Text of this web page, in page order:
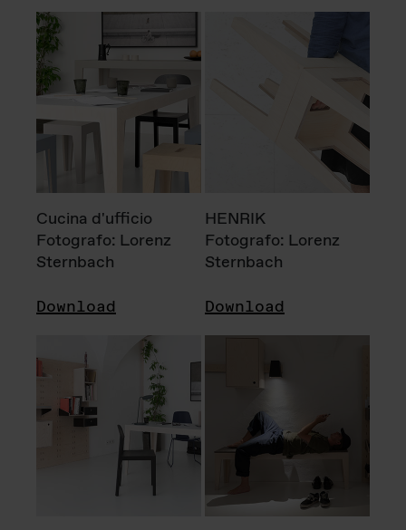
Cucina d'ufficio
Fotografo: Lorenz
Sternbach
Download
HENRIK
Fotografo: Lorenz
Sternbach
Download